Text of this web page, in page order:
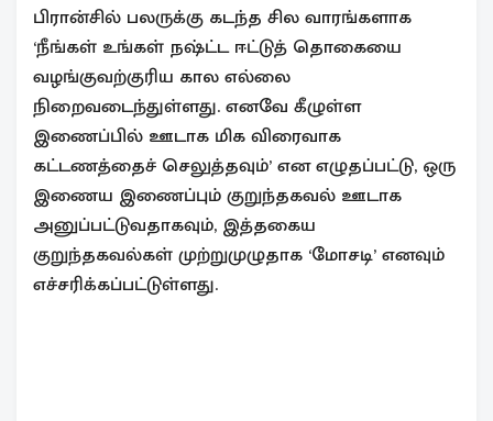
பிரான்சில் பலருக்கு கடந்த சில வாரங்களாக
‘நீங்கள் உங்கள் நஷ்ட்ட ஈட்டுத் தொகையை
வழங்குவற்குரிய கால எல்லை
நிறைவடைந்துள்ளது. எனவே கீழுள்ள
இணைப்பில் ஊடாக மிக விரைவாக
கட்டணத்தைச் செலுத்தவும்’ என எழுதப்பட்டு, ஒரு
இணைய இணைப்பும் குறுந்தகவல் ஊடாக
அனுப்பட்டுவதாகவும், இத்தகைய
குறுந்தகவல்கள் முற்றுமுழுதாக ‘மோசடி’ எனவும்
எச்சரிக்கப்பட்டுள்ளது.